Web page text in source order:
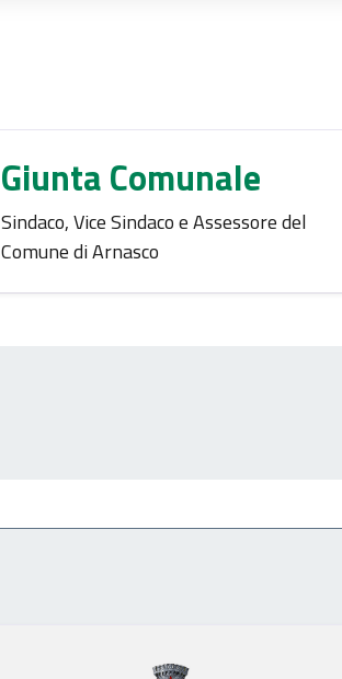
Giunta Comunale
Sindaco, Vice Sindaco e Assessore del
Comune di Arnasco